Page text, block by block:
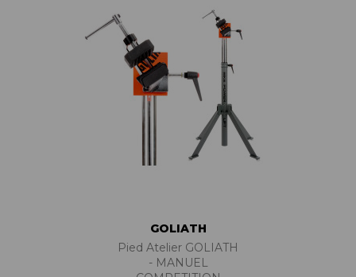
GOLIATH
Pied Atelier GOLIATH
- MANUEL